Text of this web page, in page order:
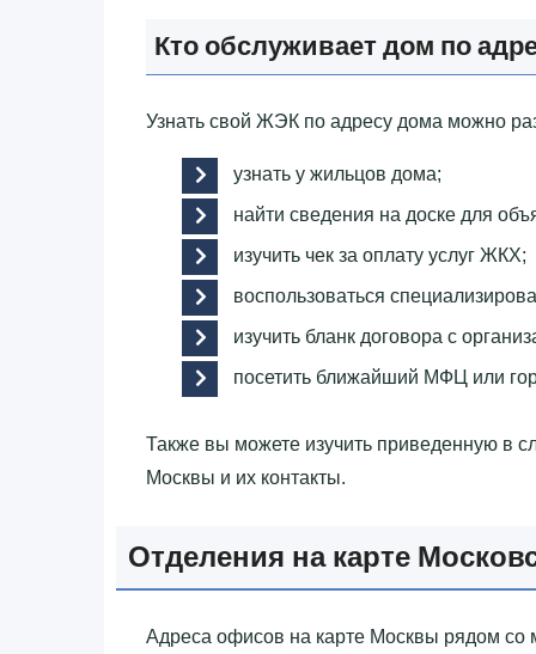
Кто обслуживает дом по
Узнать свой ЖЭК по адресу дома можно
узнать у жильцов дома;
найти сведения на доске для
изучить чек за оплату услуг ЖКХ;
воспользоваться
изучить бланк договора с
посетить ближайший МФЦ или
Также вы можете изучить приведенную в
Москвы и их контакты.
Отделения на карте
Адреса офисов на карте Москвы рядом со